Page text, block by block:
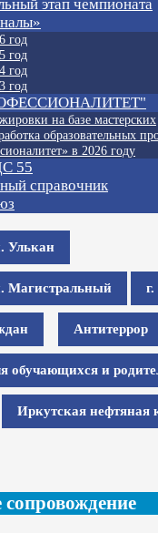
этап чемпионата
год
год
год
год
на базе мастерских
образовательных
в 2026 году
55
справочник
Улькан
Магистральный
Антитеррор
обучающихся и
Иркутская нефтяная